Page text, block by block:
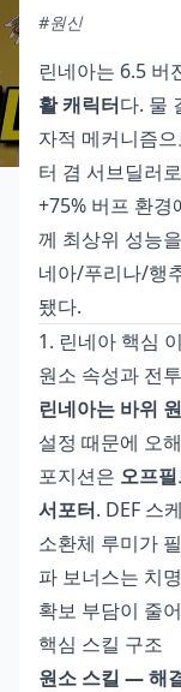
#원신
린네아는 6.5 버
활 캐릭터다. 물
자적 메커니즘
터 겸 서브딜러
+75% 버프 환경
께 최상위 성능
네아/푸리나/행
됐다.
1. 린네아 핵심
원소 속성과 전
린네아는 바위
설정 때문에 오
포지션은 오프
서포터. DEF 스
소환체 루미가
파 보너스는 치
확보 부담이 줄
핵심 스킬 구조
원소 스킬 — 해